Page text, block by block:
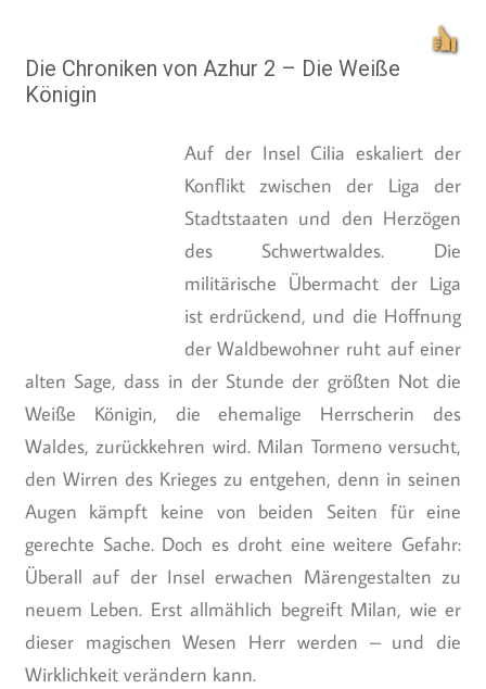
Die Chroniken von Azhur 2 – Die Weiße
Königin
Auf der Insel Cilia eskaliert der
Konflikt zwischen der Liga der
Stadtstaaten und den Herzögen
des Schwertwaldes. Die
militärische Übermacht der Liga
ist erdrückend, und die Hoffnung
der Waldbewohner ruht auf einer
alten Sage, dass in der Stunde der größten Not die
Weiße Königin, die ehemalige Herrscherin des
Waldes, zurückkehren wird. Milan Tormeno versucht,
den Wirren des Krieges zu entgehen, denn in seinen
Augen kämpft keine von beiden Seiten für eine
gerechte Sache. Doch es droht eine weitere Gefahr:
Überall auf der Insel erwachen Märengestalten zu
neuem Leben. Erst allmählich begreift Milan, wie er
dieser magischen Wesen Herr werden – und die
Wirklichkeit verändern kann.